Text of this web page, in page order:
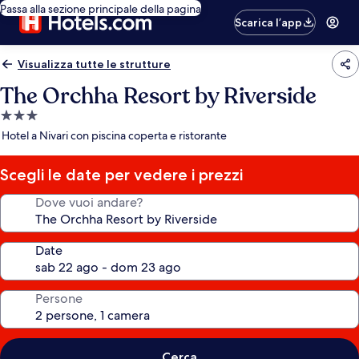
Passa alla sezione principale della pagina
Scarica l’app
Visualizza tutte le strutture
The Orchha Resort by Riverside
Struttura
a
stelle
Hotel a Nivari con piscina coperta e ristorante
Scegli le date per vedere i prezzi
Dove vuoi andare?
Date
Persone